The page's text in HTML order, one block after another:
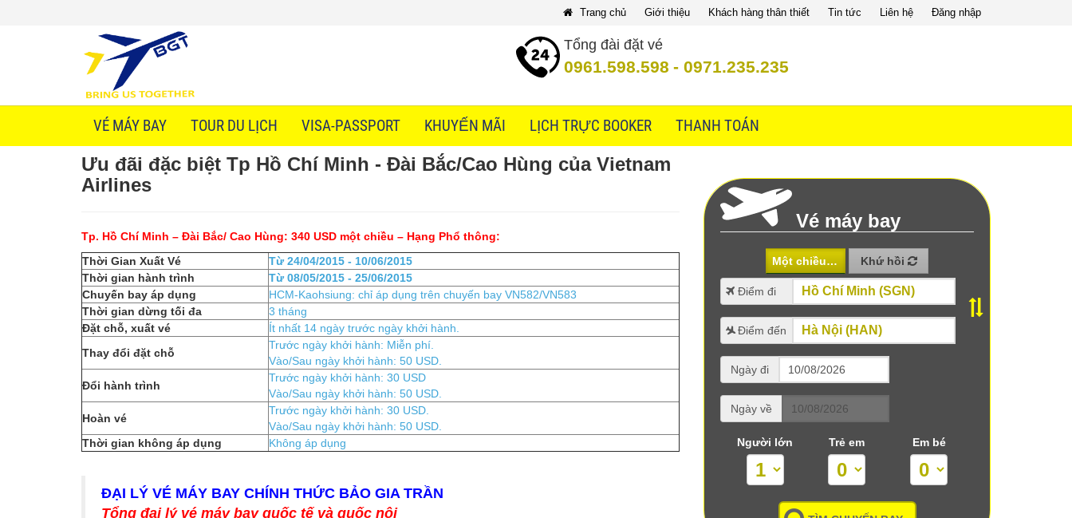
Trang chủ Giới thiệu Khách hàng thân thiết Tin tức Liên hệ Đăng nhập
Tổng đài đặt vé
0961.598.598 -0971.235.235
VÉ MÁY BAY TOUR DU LỊCH VISA-PASSPORT KHUYẾN MÃI LỊCH TRỰC BOOKER THANH TOÁN
Ưu đãi đặc biệt Tp Hồ Chí Minh - Đài Bắc/Cao Hùng của Vietnam
Airlines
Tp. Hồ Chí Minh – Đài Bắc/ Cao Hùng: 340 USD một chiều – Hạng Phổ thông:
Thời Gian Xuất Vé
Từ 24/04/2015 - 10/06/2015
Thời gian hành trình
Từ 08/05/2015 - 25/06/2015
Chuyến bay áp dụng
HCM-Kaohsiung: chỉ áp dụng trên chuyến bay VN582/VN583
Thời gian dừng tối đa
3 tháng
Đặt chỗ, xuất vé
Ít nhất 14 ngày trước ngày khởi hành.
Thay đổi đặt chỗ
Trước ngày khởi hành: Miễn phí.
Vào/Sau ngày khởi hành: 50 USD.
Đổi hành trình
Trước ngày khởi hành: 30 USD
Vào/Sau ngày khởi hành: 50 USD.
Hoàn vé
Trước ngày khởi hành: 30 USD.
Vào/Sau ngày khởi hành: 50 USD.
Thời gian không áp dụng
Không áp dụng
ĐẠI LÝ VÉ MÁY BAY CHÍNH THỨC BẢO GIA TRẦN
Tổng đại lý vé máy bay quốc tế và quốc nội
Vé máy bay
Một chiều Khứ hồi
Điểm đi
Điểm đến
Ngày đi
Ngày về
Người lớn Trẻ em Em bé